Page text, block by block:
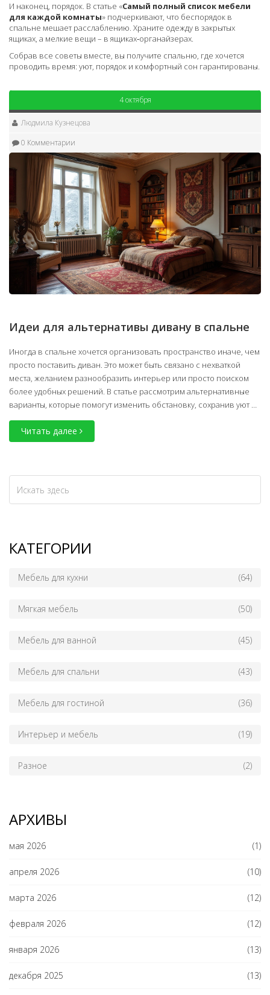
И наконец, порядок. В статье «Самый полный список мебели
для каждой комнаты» подчеркивают, что беспорядок в
спальне мешает расслаблению. Храните одежду в закрытых
ящиках, а мелкие вещи – в ящиках‑органайзерах.
Собрав все советы вместе, вы получите спальню, где хочется
проводить время: уют, порядок и комфортный сон гарантированы.
4 октября
Людмила Кузнецова
0 Комментарии
Идеи для альтернативы дивану в спальне
Иногда в спальне хочется организовать пространство иначе, чем
просто поставить диван. Это может быть связано с нехваткой
места, желанием разнообразить интерьер или просто поиском
более удобных решений. В статье рассмотрим альтернативные
варианты, которые помогут изменить обстановку, сохранив уют и
функциональность. Узнайте, как гармонично заменить диван
удобными и стильными элементами мебели.
Читать далее
КАТЕГОРИИ
Мебель для кухни (64)
Мягкая мебель (50)
Мебель для ванной (45)
Мебель для спальни (43)
Мебель для гостиной (36)
Интерьер и мебель (19)
Разное (2)
АРХИВЫ
мая 2026 (1)
апреля 2026 (10)
марта 2026 (12)
февраля 2026 (12)
января 2026 (13)
декабря 2025 (13)